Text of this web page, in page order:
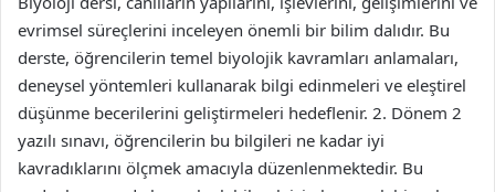
evrimsel süreçlerini inceleyen önemli bir bilim dalıdır. Bu
derste, öğrencilerin temel biyolojik kavramları anlamaları,
deneysel yöntemleri kullanarak bilgi edinmeleri ve eleştirel
düşünme becerilerini geliştirmeleri hedeflenir. 2. Dönem 2
yazılı sınavı, öğrencilerin bu bilgileri ne kadar iyi
kavradıklarını ölçmek amacıyla düzenlenmektedir. Bu